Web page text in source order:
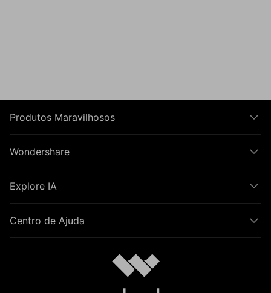
Produtos Maravilhosos
Wondershare
Explore IA
Centro de Ajuda